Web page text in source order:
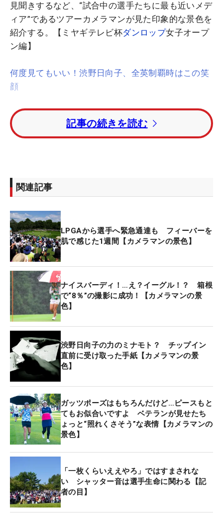
見聞きするなど、“試合中の選手たちに最も近いメデ
ィア”であるツアーカメラマンが見た印象的な景色を
紹介する。【ミヤギテレビ杯ダンロップ女子オープ
ン編】
何度見てもいい！渋野日向子、全英制覇時はこの笑
顔
先週の大会初日。大ギャラリーの注目を集めたの
が、渋野日向子、畑岡奈紗に前年覇者・大江香織を
加えた第12組だった。スタートの1番ホールからテ
あって、3者それぞれに大きな拍手が送られた。
た高校1年生・湯淺芹さんと笑顔でセカンド地点、
さらにはグリーンへと歩いて行った。しかし、そこ
で渋野の表情が少し曇るできごとが起こったのを、
大会を撮影した上山敬太カメラマンは目撃。ギャラ
リーに『撮影はダメですよ』というお願いをする、
渋野の姿があった。
このできごとは、ロープの中に入り、撮影をするカ
メラマンにとって複雑なこと。プレー中のシャッタ
ー音は、なにも今に始まったことではないが、フィ
ーバーの真っただ中にいる渋野がプレーした時に発
生するとどうしても浮き彫りになってしまう。上山
カメラマンは、“立場が違う”ことや、“時にカメラマ
ンがギャラリーの邪魔になっているのでは？”という
思い、さらに“自分は撮影できてしまう”ということ
などもあり、携帯電話で撮影するギャラリーを見か
けても、声をかけることはできないと話した。
手がそれを注意しなくてはならない状況。おそらく
渋野プロは、自分が撮影されることより、同伴競技
者への迷惑を考えて言っているように私には聞こえ
記事の続きを読む
関連記事
LPGAから選手へ緊急通達も フィーバーを
肌で感じた1週間【カメラマンの景色】
ナイスバーディ！…え？イーグル！？ 箱根
で“8％”の撮影に成功！【カメラマンの景
色】
渋野日向子の力のミナモト？ チップイン
直前に受け取った手紙【カメラマンの景
色】
ガッツポーズはもちろんだけど…ピースもと
てもお似合いですよ ベテランが見せたち
ょっと“照れくさそう”な表情【カメラマンの
景色】
「一枚くらいええやろ」ではすまされな
い シャッター音は選手生命に関わる【記
者の目】